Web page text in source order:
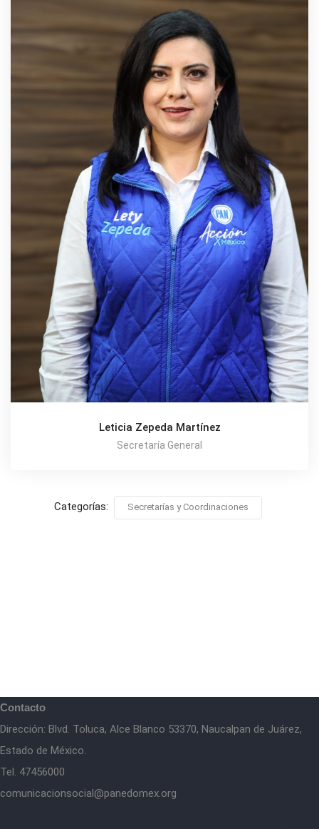
Leticia Zepeda Martínez
Secretaría General
Categorías: Secretarías y Coordinaciones
Contacto
Dirección: Blvd. Toluca, Alce Blanco 53370, Naucalpan de Juárez,
Estado de México.
Tel. 47456000
comunicacionsocial@panedomex.org